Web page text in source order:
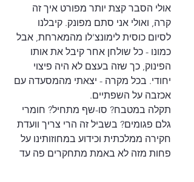
אולי הסבר קצת יותר מפורט איך זה
קרה, ואולי אני סתם מפונק. קיבלנו
לסיום כוסית לימונצ'לו מהמארחת, אבל
כמונו - כל שולחן אחר קיבל את אותו
הפינוק, כך שזה בעצם לא היה פיצוי
יחודי. בכל מקרה - יצאתי מהמסעדה עם
אכזבה על השפתיים.
תקלה במטבח? סו-שף מתחיל? חומרי
גלם פגומים? בשביל זה הרי צריך וועדת
חקירה ממלכתית וכידוע במחוזותינו על
פחות מזה לא באמת מתחקרים פה עד